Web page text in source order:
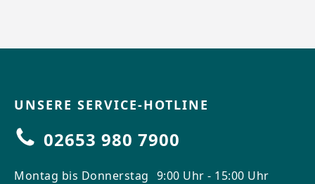
UNSERE SERVICE-HOTLINE
02653 980 7900
Montag bis Donnerstag 9:00 Uhr - 15:00 Uhr